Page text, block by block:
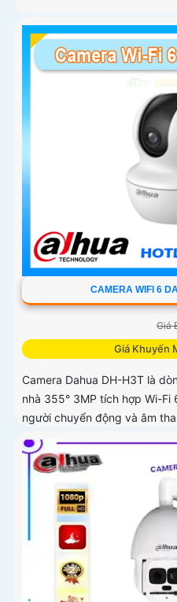
CAMERA WIFI 6
Giá
Giá Khuyến
Camera Dahua DH-H3T là
nhà 355° 3MP tích hợp Wi-Fi
người chuyển động và âm
chiều, hồng ngoại tầm xa ban
MicroSD 256GB ONVIF và
DMSS